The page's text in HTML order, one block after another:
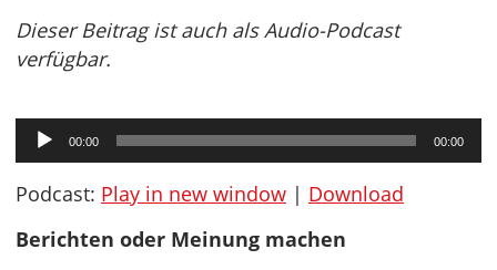
Dieser Beitrag ist auch als Audio-Podcast
verfügbar.
Audio-
Player
00:00 00:00
Podcast: Play in new window | Download
Berichten oder Meinung machen